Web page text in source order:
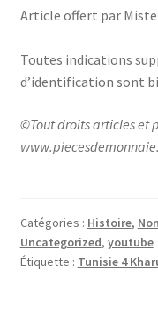
Article offert par
Toutes indications
d’identification sont
©Tout droits articles et
Catégories : Histoire,
Uncategorized, youtube
Étiquette : Tunisie 4